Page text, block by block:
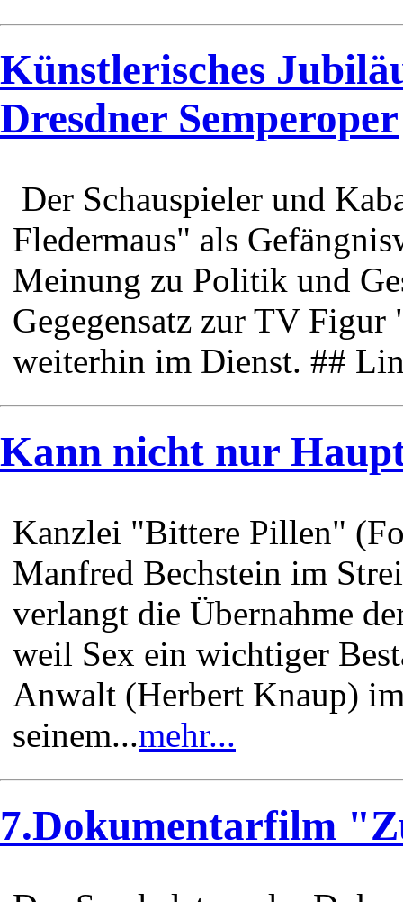
Künstlerisches
Dresdner Semperoper
Der Schauspieler und
Fledermaus" als
Meinung zu Politik und
Gegegensatz zur TV
weiterhin im Dienst. ##
Kann nicht nur
Kanzlei "Bittere Pillen"
Manfred Bechstein im
verlangt die Übernahme
weil Sex ein wichtiger
Anwalt (Herbert Knaup)
seinem...mehr...
7.Dokumentarfilm